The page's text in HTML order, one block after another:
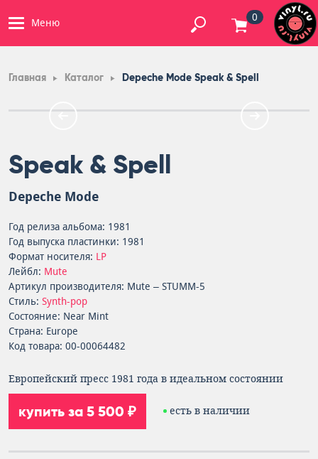
Меню 0
Главная Каталог Depeche Mode Speak & Spell
Speak & Spell
Depeche Mode
Год релиза альбома: 1981
Год выпуска пластинки: 1981
Формат носителя: LP
Лейбл: Mute
Артикул производителя: Mute – STUMM-5
Стиль: Synth-pop
Состояние: Near Mint
Страна: Europe
Код товара: 00-00064482
Европейский пресс 1981 года в идеальном состоянии
купить за 5 500 ₽ есть в наличии